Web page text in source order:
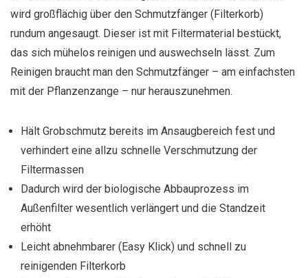
wird großflächig über den Schmutzfänger (Filterkorb)
rundum angesaugt. Dieser ist mit Filtermaterial bestückt,
das sich mühelos reinigen und auswechseln lässt. Zum
Reinigen braucht man den Schmutzfänger – am einfachsten
mit der Pflanzenzange – nur herauszunehmen.
Hält Grobschmutz bereits im Ansaugbereich fest und
verhindert eine allzu schnelle Verschmutzung der
Filtermassen
Dadurch wird der biologische Abbauprozess im
Außenfilter wesentlich verlängert und die Standzeit
erhöht
Leicht abnehmbarer (Easy Klick) und schnell zu
reinigenden Filterkorb